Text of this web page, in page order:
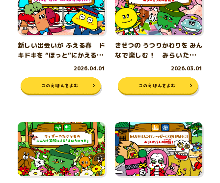
新しい出会いが ふえる春 ド
キドキを “ほっと”にかえる ほ
2026.04.01
きせつの うつりかわりを みん
なで楽しむ！ みらいたうん
2026.03.01